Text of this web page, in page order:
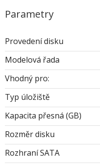
Parametry
Provedení disku
Modelová řada
Vhodný pro:
Typ úložiště
Kapacita přesná (GB)
Rozměr disku
Rozhraní SATA